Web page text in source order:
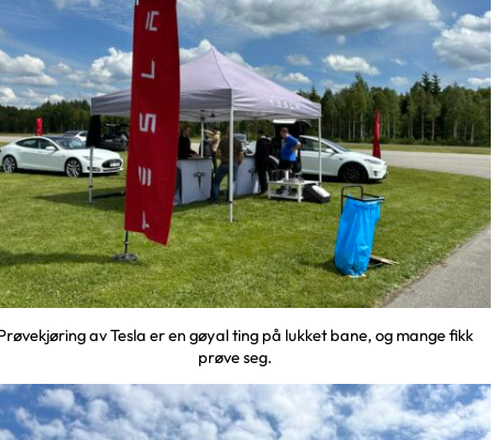
av Tesla er en gøyal ting på lukket bane, og mange fikk
prøve seg.